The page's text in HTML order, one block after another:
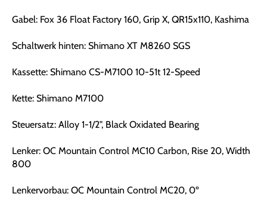
Gabel: Fox 36 Float Factory 160, Grip X, QR15x110, Kashima
Schaltwerk hinten: Shimano XT M8260 SGS
Kassette: Shimano CS-M7100 10-51t 12-Speed
Kette: Shimano M7100
Steuersatz: Alloy 1-1/2", Black Oxidated Bearing
Lenker: OC Mountain Control MC10 Carbon, Rise 20, Width
800
Lenkervorbau: OC Mountain Control MC20, 0º